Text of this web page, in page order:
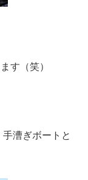
す（笑）
漕ぎボートと